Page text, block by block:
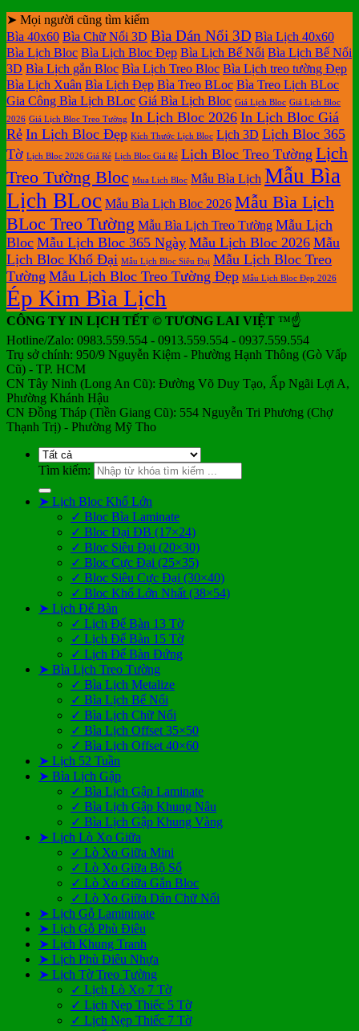
➤ Mọi người cũng tìm kiếm
Bìa 40x60 Bìa Chữ Nổi 3D Bìa Dán Nổi 3D Bìa Lịch 40x60
Bìa Lịch Bloc Bìa Lịch Bloc Đẹp Bìa Lịch Bế Nổi Bìa Lịch Bế Nổi
3D Bìa Lịch gắn Bloc Bìa Lịch Treo Bloc Bìa Lịch treo tường Đẹp
Bìa Lịch Xuân Bìa Lịch Đẹp Bìa Treo BLoc Bìa Treo Lịch BLoc
Gia Công Bìa Lịch BLoc Giá Bìa Lịch Bloc Giá Lịch Bloc Giá Lịch Bloc
2026 Giá Lịch Bloc Treo Tường In Lịch Bloc 2026 In Lịch Bloc Giá
Rẻ In Lịch Bloc Đẹp Kích Thước Lịch Bloc Lịch 3D Lịch Bloc 365
Tờ Lịch Bloc 2026 Giá Rẻ Lịch Bloc Giá Rẻ Lịch Bloc Treo Tường Lịch
Treo Tường Bloc Mua Lich Bloc Mẫu Bìa Lịch Mẫu Bìa
Lịch BLoc Mẫu Bìa Lịch Bloc 2026 Mẫu Bìa Lịch
BLoc Treo Tường Mẫu Bìa Lịch Treo Tường Mẫu Lịch
Bloc Mẫu Lịch Bloc 365 Ngày Mẫu Lịch Bloc 2026 Mẫu
Lịch Bloc Khổ Đại Mẫu Lịch Bloc Siêu Đại Mẫu Lịch Bloc Treo
Tường Mẫu Lịch Bloc Treo Tường Đẹp Mẫu Lịch Bloc Đẹp 2026
Ép Kim Bìa Lịch
CÔNG TY IN LỊCH TẾT © TƯƠNG LAI VIỆT ™☝️
Hotline/Zalo: 0983.559.554 - 0913.559.554 - 0937.559.554
Trụ sở chính: 950/9 Nguyễn Kiệm - Phường Hạnh Thông (Gò Vấp
Cũ) - TP. HCM
CN Tây Ninh (Long An Cũ): Đường Võ Duy Tạo, Ấp Ngãi Lợi A,
Phường Khánh Hậu
CN Đồng Tháp (Tiền Giang Cũ): 554 Nguyễn Tri Phương (Chợ
Thạnh Trị) - Phường Mỹ Tho
Tìm kiếm:
➤ Lịch Bloc Khổ Lớn
✓ Bloc Bìa Laminate
✓ Bloc Đại ĐB (17×24)
✓ Bloc Siêu Đại (20×30)
✓ Bloc Cực Đại (25×35)
✓ Bloc Siêu Cực Đại (30×40)
✓ Bloc Khổ Lớn Nhất (38×54)
➤ Lịch Để Bàn
✓ Lịch Để Bàn 13 Tờ
✓ Lịch Để Bàn 15 Tờ
✓ Lịch Để Bàn Đứng
➤ Bìa Lịch Treo Tường
✓ Bìa Lịch Metalize
✓ Bìa Lịch Bế Nổi
✓ Bìa Lịch Chữ Nổi
✓ Bìa Lịch Offset 35×50
✓ Bìa Lịch Offset 40×60
➤ Lịch 52 Tuần
➤ Bìa Lịch Gập
✓ Bìa Lịch Gập Laminate
✓ Bìa Lịch Gập Khung Nâu
✓ Bìa Lịch Gập Khung Vàng
➤ Lịch Lò Xo Giữa
✓ Lò Xo Giữa Mini
✓ Lò Xo Giữa Bộ Số
✓ Lò Xo Giữa Gắn Bloc
✓ Lò Xo Giữa Dán Chữ Nổi
➤ Lịch Gỗ Lamininate
➤ Lịch Gỗ Phù Điêu
➤ Lịch Khung Tranh
➤ Lịch Phù Điêu Nhựa
➤ Lịch Tờ Treo Tường
✓ Lịch Lò Xo 7 Tờ
✓ Lịch Nẹp Thiếc 5 Tờ
✓ Lịch Nẹp Thiếc 7 Tờ